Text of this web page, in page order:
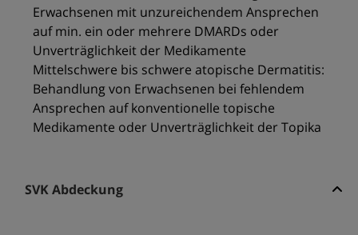
Erwachsenen mit unzureichendem Ansprechen
auf min. ein oder mehrere DMARDs oder
Unverträglichkeit der Medikamente
Mittelschwere bis schwere atopische Dermatitis:
Behandlung von Erwachsenen bei fehlendem
Ansprechen auf konventionelle topische
Medikamente oder Unverträglichkeit der Topika
SVK Abdeckung